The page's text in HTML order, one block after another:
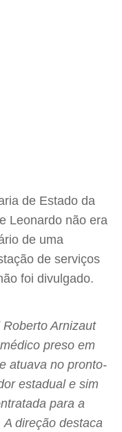
de Estado da
Leonardo não era
de uma
de serviços
foi divulgado.
Arnizaut
preso em
atuava no pronto-
estadual e sim
para a
direção destaca